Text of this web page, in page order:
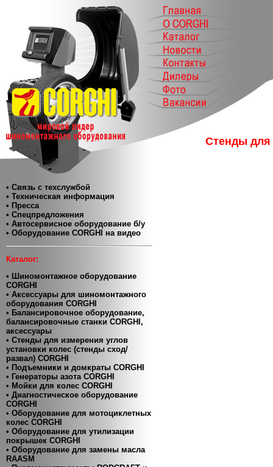
• Связь с техслужбой
• Техническая информация
• Пресса
• Спецпредложения
• Автосервисное оборудование б/у
• Оборудование CORGHI на видео
Каталог:
• Шиномонтажное оборудование
CORGHI
• Аксессуары для шиномонтажного
оборудования CORGHI
• Балансировочное оборудование,
балансировочные станки CORGHI,
аксессуары
• Стенды для измерения углов
установки колес (стенды сход/
развал) CORGHI
• Подъемники и домкраты CORGHI
• Генераторы азота CORGHI
• Мойки для колес CORGHI
• Диагностическое оборудование
CORGHI
• Оборудование для мотоциклетных
колес CORGHI
• Оборудование для утилизации
покрышек CORGHI
• Оборудование для замены масла
RAASM
Стенды для